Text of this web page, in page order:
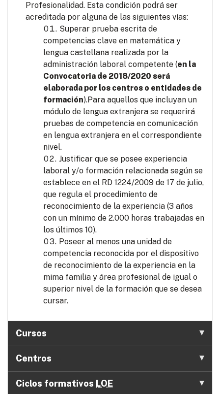
Profesionalidad. Esta condición podrá ser
acreditada por alguna de las siguientes vías:
Superar prueba escrita de
competencias clave en matemática y
lengua castellana realizada por la
administración laboral competente (en la
Convocatoria de 2018/2020 será
elaborada por los centros o entidades de
formación).Para aquellos que incluyan un
módulo de lengua extranjera se requerirá
pruebas de competencia en comunicación
en lengua extranjera en el correspondiente
nivel.
Justificar que se posee experiencia
laboral y/o formación relacionada según se
establece en el RD 1224/2009 de 17 de julio,
que regula el procedimiento de
reconocimiento de la experiencia (3 años
con un mínimo de 2.000 horas trabajadas en
los últimos 10).
Poseer al menos una unidad de
competencia reconocida por el dispositivo
de reconocimiento de la experiencia en la
mima familia y área profesional de igual o
superior nivel de la formación que se desea
cursar.
Cursos
Centros
Ciclos formativos LOE